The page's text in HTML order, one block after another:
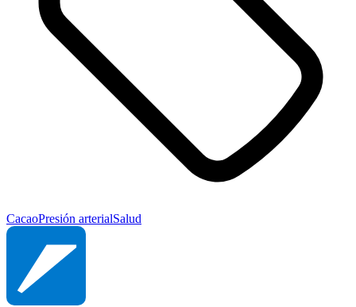
CacaoPresión arterialSalud